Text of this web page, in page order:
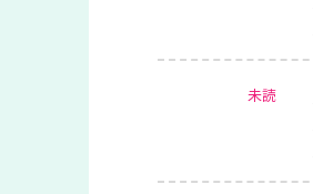
未読